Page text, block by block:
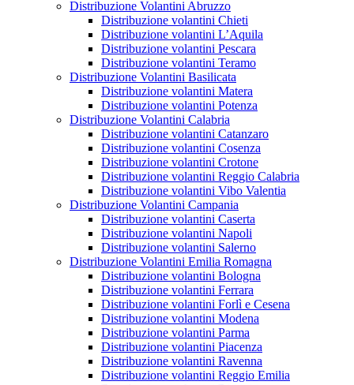
Distribuzione Volantini Abruzzo
Distribuzione volantini Chieti
Distribuzione volantini L’Aquila
Distribuzione volantini Pescara
Distribuzione volantini Teramo
Distribuzione Volantini Basilicata
Distribuzione volantini Matera
Distribuzione volantini Potenza
Distribuzione Volantini Calabria
Distribuzione volantini Catanzaro
Distribuzione volantini Cosenza
Distribuzione volantini Crotone
Distribuzione volantini Reggio Calabria
Distribuzione volantini Vibo Valentia
Distribuzione Volantini Campania
Distribuzione volantini Caserta
Distribuzione volantini Napoli
Distribuzione volantini Salerno
Distribuzione Volantini Emilia Romagna
Distribuzione volantini Bologna
Distribuzione volantini Ferrara
Distribuzione volantini Forlì e Cesena
Distribuzione volantini Modena
Distribuzione volantini Parma
Distribuzione volantini Piacenza
Distribuzione volantini Ravenna
Distribuzione volantini Reggio Emilia